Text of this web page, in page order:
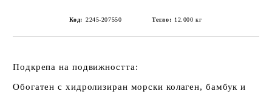
Код: 2245-207550 Тегло: 12.000 кг
Подкрепа на подвижността:
Обогатен с хидролизиран морски колаген, бамбук и